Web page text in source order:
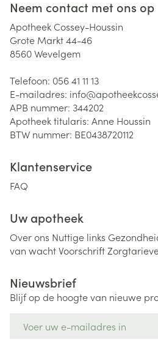
Neem contact met ons op
Apotheek Cossey-Houssin
Grote Markt 44-46
8560Wevelgem
Telefoon: 056 41 11 13
E-mailadres: info@
APB nummer: 344202
Apotheek titularis: Anne Houssin
BTW nummer: BE0438720112
Klantenservice
FAQ
Uw apotheek
Over ons Nuttige links
van wachtVoorschrift
Nieuwsbrief
Blijf op de hoogte van nieuwe